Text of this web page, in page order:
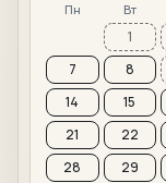
Пн Вт
1
7
8
14
15
21
22
28
29